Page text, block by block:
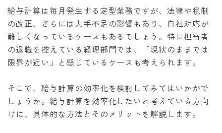
給与計算は毎月発生する定型業務ですが、法律や税制
の改正、さらには人手不足の影響もあり、自社対応が
難しくなっているケースもあるでしょう。特に担当者
の退職を控えている経理部門では、「現状のままでは
限界が近い」と感じているケースも考えられます。
そこで、給与計算の効率化を検討してみてはいかがで
しょうか。給与計算を効率化したいと考えている方向
けに、具体的な方法とそのメリットを解説します。